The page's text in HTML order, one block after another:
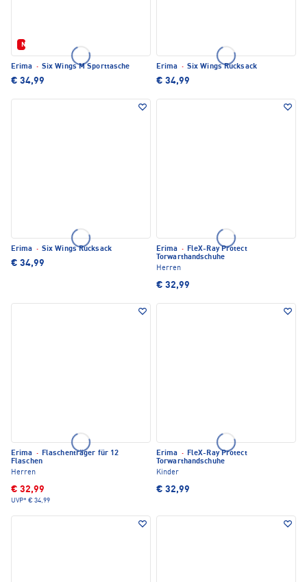
Neu
Erima · Six Wings M Sporttasche
€ 34,99
Erima · Six Wings Rucksack
€ 34,99
Erima · Six Wings Rucksack
€ 34,99
Erima · FleX-Ray Protect
Torwarthandschuhe
Herren
€ 32,99
Erima · Flaschenträger für 12
Flaschen
Herren
€ 32,99
UVP* € 34,99
Erima · FleX-Ray Protect
Torwarthandschuhe
Kinder
€ 32,99